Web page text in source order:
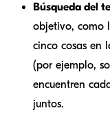
Búsqueda del
objetivo, como
cinco cosas en
(por ejemplo,
encuentren
juntos.